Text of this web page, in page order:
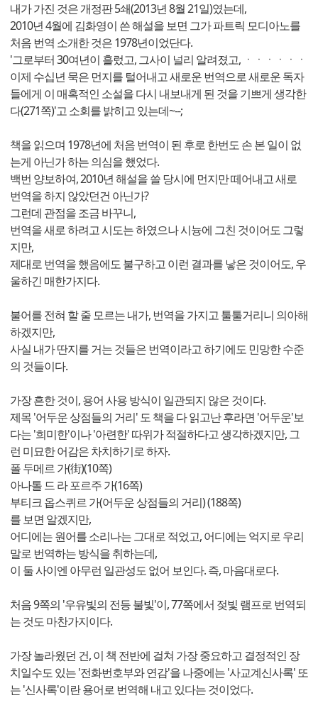
내가 가진 것은 개정판 5쇄(2013년 8월 21일)였는데,
2010년 4월에 김화영이 쓴 해설을 보면 그가 파트릭 모디아노를
처음 번역 소개한 것은 1978년이었단다.
'그로부터 30여년이 흘렀고, 그사이 널리 알려졌고, ㆍㆍㆍㆍㆍㆍ
이제 수십년 묵은 먼지를 털어내고 새로운 번역으로 새로운 독자
들에게 이 매혹적인 소설을 다시 내보내게 된 것을 기쁘게 생각한
다(271쪽)'고 소회를 밝히고 있는데~--;
책을 읽으며 1978년에 처음 번역이 된 후로 한번도 손 본 일이 없
는게 아닌가 하는 의심을 했었다.
백번 양보하여, 2010년 해설을 쓸 당시에 먼지만 떼어내고 새로
번역을 하지 않았던건 아닌가?
그런데 관점을 조금 바꾸니,
번역을 새로 하려고 시도는 하였으나 시늉에 그친 것이어도 그렇
지만,
제대로 번역을 했음에도 불구하고 이런 결과를 낳은 것이어도, 우
울하긴 매한가지다.
불어를 전혀 할 줄 모르는 내가, 번역을 가지고 툴툴거리니 의아해
하겠지만,
사실 내가 딴지를 거는 것들은 번역이라고 하기에도 민망한 수준
의 것들이다.
가장 흔한 것이, 용어 사용 방식이 일관되지 않은 것이다.
제목 '어두운 상점들의 거리' 도 책을 다 읽고난 후라면 '어두운'보
다는 '희미한'이나 '아련한' 따위가 적절하다고 생각하겠지만, 그
런 미묘한 어감은 차치하기로 하자.
폴 두메르 가(街)(10쪽)
아나톨 드 라 포르주 가(16쪽)
부티크 옵스퀴르 가(어두운 상점들의 거리) (188쪽)
를 보면 알겠지만,
어디에는 원어를 소리나는 그대로 적었고, 어디에는 억지로 우리
말로 번역하는 방식을 취하는데,
이 둘 사이엔 아무런 일관성도 없어 보인다. 즉, 마음대로다.
처음 9쪽의 '우유빛의 전등 불빛'이, 77쪽에서 젖빛 램프로 번역되
는 것도 마찬가지이다.
가장 놀라웠던 건, 이 책 전반에 걸쳐 가장 중요하고 결정적인 장
치일수도 있는 '전화번호부와 연감'을 나중에는 '사교계신사록' 또
는 '신사록'이란 용어로 번역해 내고 있다는 것이었다.